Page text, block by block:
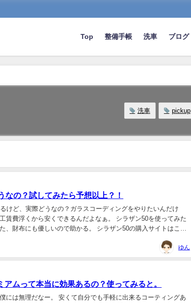
Top 整備手帳 洗車 ブログ
洗車 pickup
なの？試してみたら予想以上？！
けど、実際どうなの？ガラスコーディングをやりたいんだけ
賃費浮くから安くできるんだよなぁ。 シラザン50を使ってみた
、財布にも優しいので助かる。 シラザン50の購入サイトはこち
ゆん
ムって本当に効果あるの？使ってみると。
には無理だなー。 安くて自分でも手軽に出来るコーティングあ